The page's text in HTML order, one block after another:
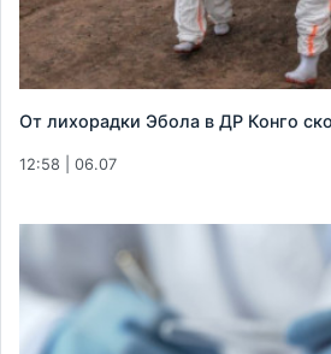
От лихорадки Эбола в ДР Конго
12:58 | 06.07